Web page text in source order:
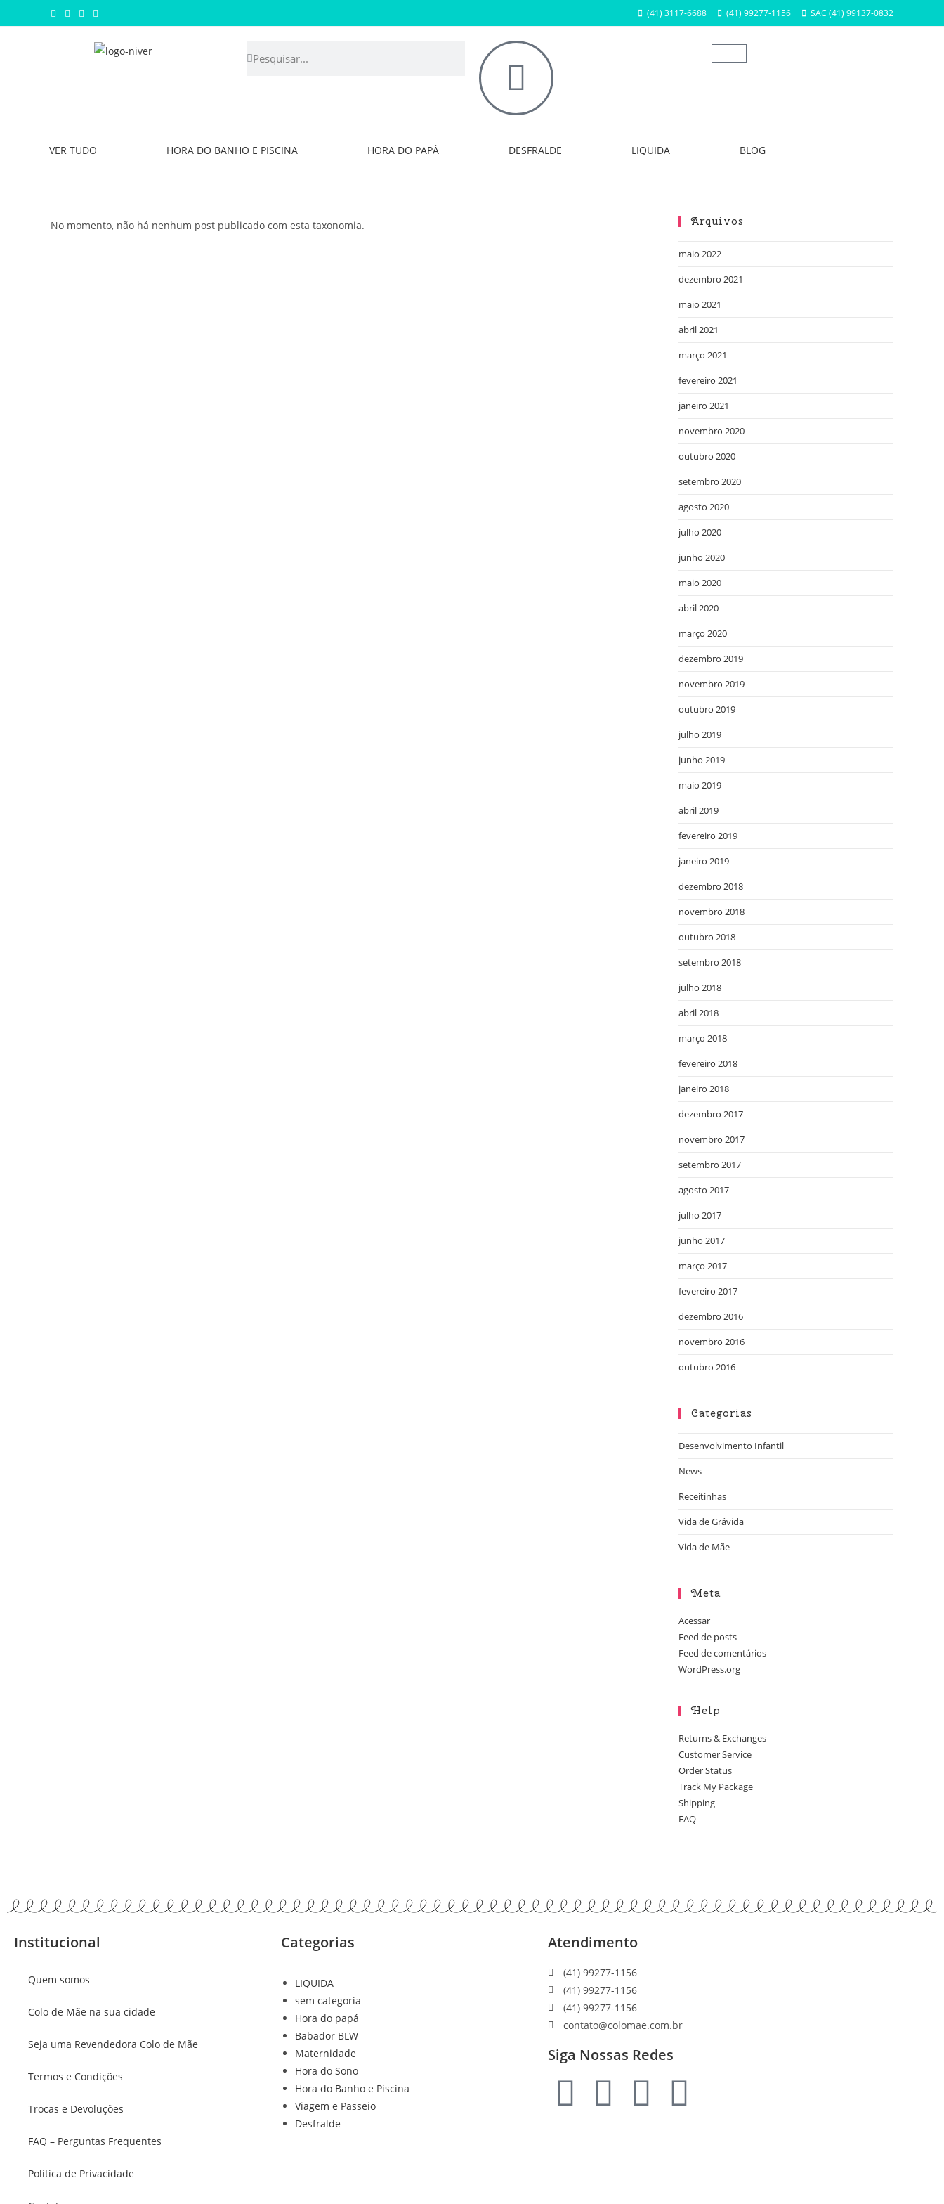
(41) 3117-6688 (41) 99277-1156 SAC (41) 99137-0832
VER TUDO HORA DO BANHO E PISCINA HORA DO PAPÁ DESFRALDE LIQUIDA BLOG
No momento, não há nenhum post publicado com esta taxonomia. Arquivos
maio 2022
dezembro 2021
maio 2021
abril 2021
março 2021
fevereiro 2021
janeiro 2021
novembro 2020
outubro 2020
setembro 2020
agosto 2020
julho 2020
junho 2020
maio 2020
abril 2020
março 2020
dezembro 2019
novembro 2019
outubro 2019
julho 2019
junho 2019
maio 2019
abril 2019
fevereiro 2019
janeiro 2019
dezembro 2018
novembro 2018
outubro 2018
setembro 2018
julho 2018
abril 2018
março 2018
fevereiro 2018
janeiro 2018
dezembro 2017
novembro 2017
setembro 2017
agosto 2017
julho 2017
junho 2017
março 2017
fevereiro 2017
dezembro 2016
novembro 2016
outubro 2016
Categorias
Desenvolvimento Infantil
News
Receitinhas
Vida de Grávida
Vida de Mãe
Meta
Acessar
Feed de posts
Feed de comentários
WordPress.org
Help
Returns & Exchanges
Customer Service
Order Status
Track My Package
Shipping
FAQ
Institucional
Quem somos
Colo de Mãe na sua cidade
Seja uma Revendedora Colo de Mãe
Termos e Condições
Trocas e Devoluções
FAQ – Perguntas Frequentes
Política de Privacidade
Categorias
LIQUIDA
sem categoria
Hora do papá
Babador BLW
Maternidade
Hora do Sono
Hora do Banho e Piscina
Viagem e Passeio
Desfralde
Atendimento
(41) 99277-1156
(41) 99277-1156
(41) 99277-1156
contato@colomae.com.br
Siga Nossas Redes